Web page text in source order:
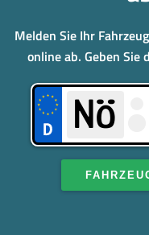
Melden Sie Ihr
online ab. Geben Sie